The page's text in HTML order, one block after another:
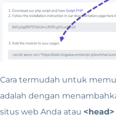
Cara termudah untuk
adalah dengan
situs web Anda atau <head>